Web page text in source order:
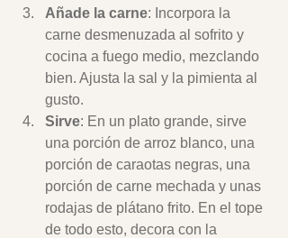
Añade la carne: Incorpora la
carne desmenuzada al sofrito y
cocina a fuego medio, mezclando
bien. Ajusta la sal y la pimienta al
gusto.
Sirve: En un plato grande, sirve
una porción de arroz blanco, una
porción de caraotas negras, una
porción de carne mechada y unas
rodajas de plátano frito. En el tope
de todo esto, decora con la